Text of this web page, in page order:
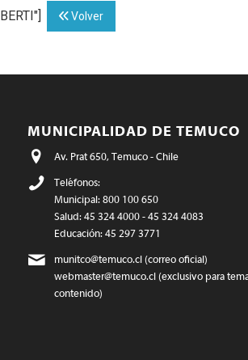
BERTI"] Volver
MUNICIPALIDAD DE TEMUCO
Av. Prat 650, Temuco - Chile
Teléfonos:
Municipal: 800 100 650
Salud: 45 324 4000 - 45 324 4083
Educación: 45 297 3771
munitco@temuco.cl(correo oficial)
webmaster@temuco.cl(exclusivo para
contenido)